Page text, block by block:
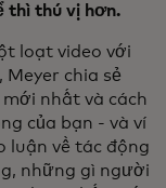
thì thú vị hơn.
loạt video với
, Meyer chia sẻ
nhất và cách
của bạn - và ví
luận về tác động
những gì người